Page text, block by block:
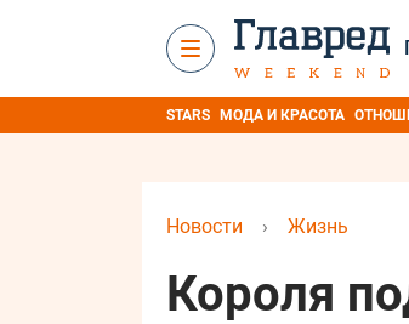
STARS МОДА И КРАСОТА
Новости › Жизнь
Короля